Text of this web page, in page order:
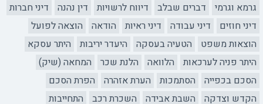
גרמא וגרמי
דברים שבלב דיווח לרשויות דין נהנה
דיני חברות
דיני חוזים
דיני עבודה דיני ראיות הודאה
הוצאה לפועל
הוצאות משפט
הטעיה בעסקה היעדר יריבות
היתר עסקא
היתר פניה לערכאות
הלוואה הלנת שכר
המחאה (שיק)
הסכם בכפייה
הסתמכות הערת אזהרה
הפרת הסכם
הקדש וצדקה
השבת אבידה השכרת רכב
התחייבות